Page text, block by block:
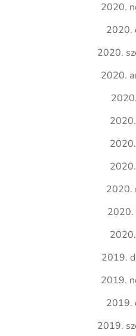
2020.
2020.
2020.
2020.
2020.
2020.
2019.
2019.
2019.
2019.